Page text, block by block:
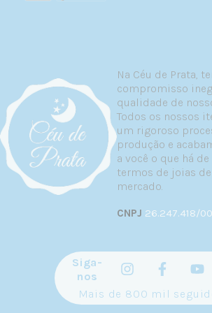
Quando tem sensibilidade a
Quando prefere o visual
Quando escolher semijoias:
Quando seu look pede o
Para variar seu repertório de
peças em cores diferentes
Para experimentar tendências
investimento
Quando quer combinar com
O ideal? Ter ambas no seu porta-
nunca ficar sem opção,
look do dia.
Na Céu de Prata,
compromisso
qualidade de
Todos os nossos
um rigoroso
produção e
a você o que há
termos de joias
mercado.
CNPJ 26.247.418/
Siga-
nos
Mais de 800 mil